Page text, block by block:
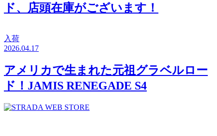
ド、店頭在庫がございます！
入荷
2026.04.17
アメリカで生まれた元祖グラベルロー
ド！JAMIS RENEGADE S4